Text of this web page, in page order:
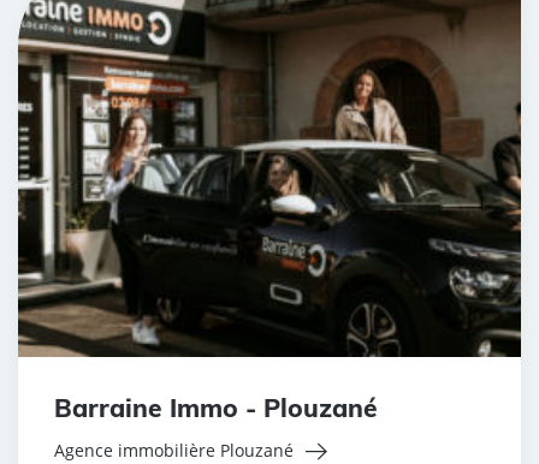
Barraine Immo - Plouzané
Agence immobilière Plouzané